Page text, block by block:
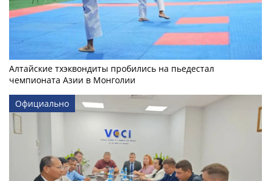
Алтайские тхэквондиты пробились на пьедестал
чемпионата Азии в Монголии
Официально